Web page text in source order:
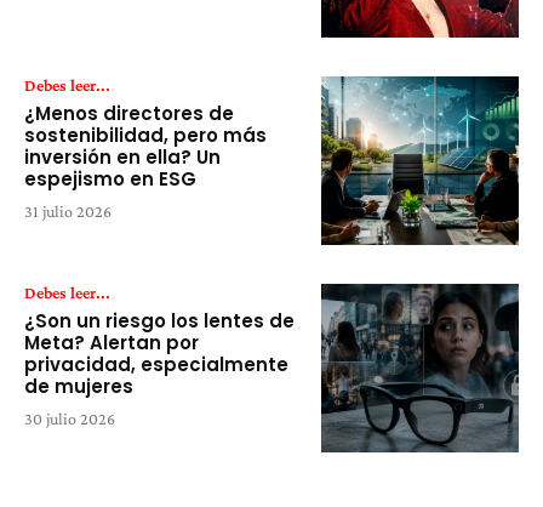
Debes leer...
¿Menos directores de
sostenibilidad, pero más
inversión en ella? Un
espejismo en ESG
31 julio 2026
Debes leer...
¿Son un riesgo los lentes de
Meta? Alertan por
privacidad, especialmente
de mujeres
30 julio 2026